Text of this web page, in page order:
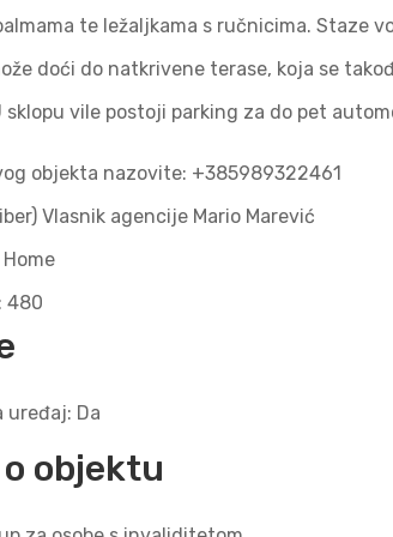
te ležaljkama s ručnicima. Staze
doći do natkrivene terase, koja se
sklopu vile postoji parking za do pet
objekta nazovite: +385989322461
Vlasnik agencije Mario Marević
480
uređaj: Da
objektu